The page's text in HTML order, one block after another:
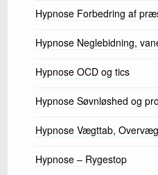
Hypnose Forbedring af
Hypnose Neglebidning,
Hypnose OCD og tics
Hypnose Søvnløshed og
Hypnose Vægttab,
Hypnose – Rygestop